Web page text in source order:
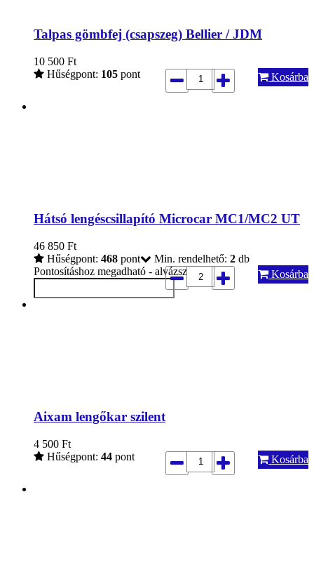
Talpas gömbfej (csapszeg) Bellier / JDM
10 500 Ft
Hűségpont: 105 pont Kosárba
Hátsó lengéscsillapító Microcar MC1/MC2 UT
46 850 Ft
Hűségpont: 468 pont
Pontosításhoz megadható - alvázszám:
Min. rendelhető: 2 db
Kosárba
Aixam lengőkar szilent
4 500 Ft
Hűségpont: 44 pont Kosárba